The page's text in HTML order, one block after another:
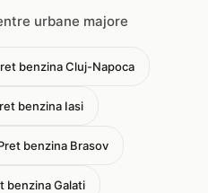
urbane majore
benzina Cluj-Napoca
benzina Iasi
benzina Brasov
benzina Galati